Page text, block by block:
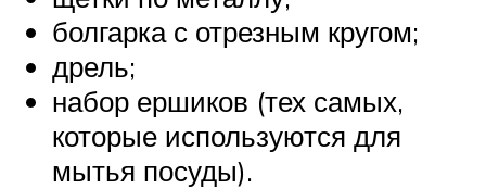
болгарка с отрезным кругом;
дрель;
набор ершиков (тех самых,
которые используются для
мытья посуды).